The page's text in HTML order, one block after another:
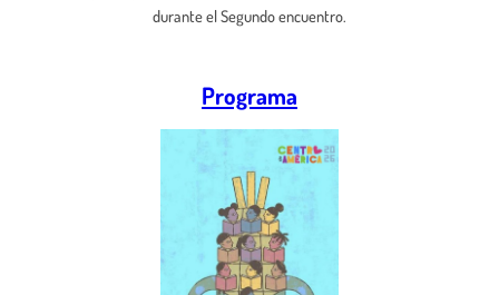
durante el Segundo encuentro.
Programa